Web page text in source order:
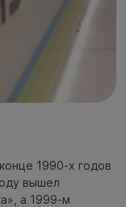
1990-х годов
вышел
а 1999-м